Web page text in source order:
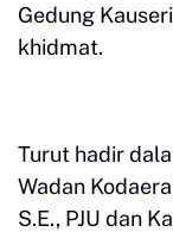
Gedung
khidmat.
Turut hadir
Wadan
S.E., PJU dan